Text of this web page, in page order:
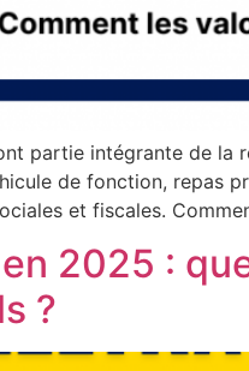
partie intégrante de la
de fonction, repas
et fiscales.
2025 :
?